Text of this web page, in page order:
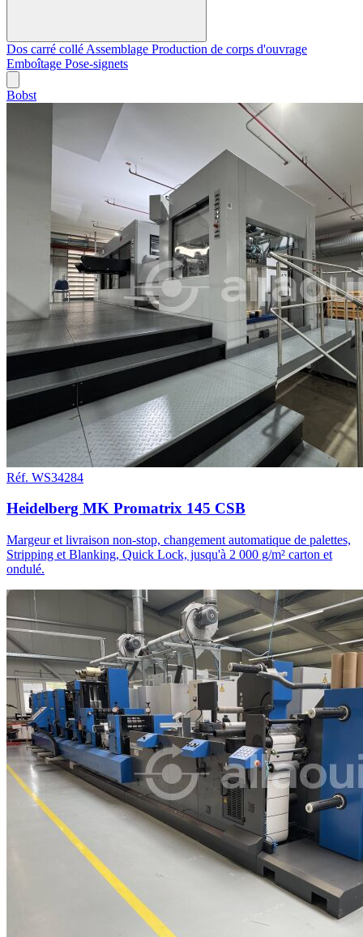
Dos carré collé Assemblage Production de corps d'ouvrage
Emboîtage Pose-signets
Bobst
Réf. WS34284
Heidelberg MK Promatrix 145 CSB
Margeur et livraison non-stop, changement automatique de palettes,
Stripping et Blanking, Quick Lock, jusqu'à 2 000 g/m² carton et
ondulé.